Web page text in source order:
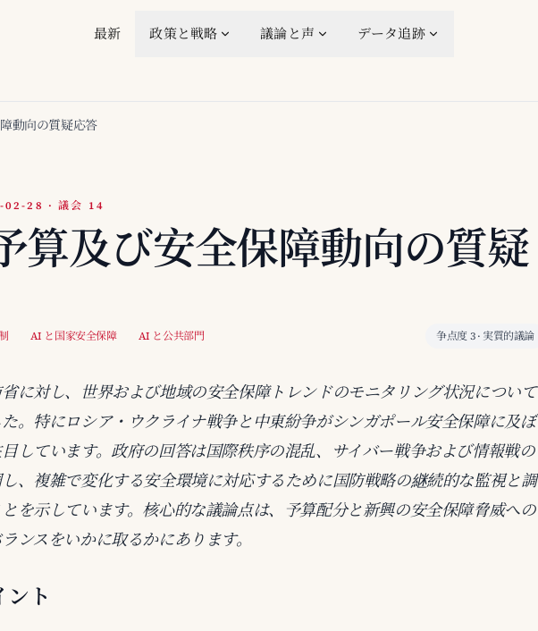
最新 政策と戦略 議論と声 データ追跡
動向の質疑応答
02-28 · 議会 14
算及び安全保障動向の質疑
AI と国家安全保障 AI と公共部門 争点度 3 · 実質的議論
に対し、世界および地域の安全保障トレンドのモニタリング状況について
。特にロシア・ウクライナ戦争と中東紛争がシンガポール安全保障に及ぼ
しています。政府の回答は国際秩序の混乱、サイバー戦争および情報戦の
、複雑で変化する安全環境に対応するために国防戦略の継続的な監視と調
を示しています。核心的な議論点は、予算配分と新興の安全保障脅威への
ンスをいかに取るかにあります。
ト